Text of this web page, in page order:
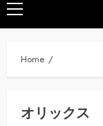
Primary
Menu
Home
オリックス